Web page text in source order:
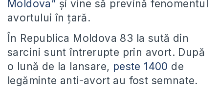
Moldova” și vine să prevină fenomentul
avortului în țară.
În Republica Moldova 83 la sută din
sarcini sunt întrerupte prin avort. După
o lună de la lansare, peste 1400 de
legăminte anti-avort au fost semnate.